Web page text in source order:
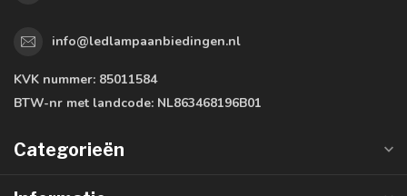
info@ledlampaanbiedingen.nl
KVK nummer: 85011584
BTW-nr met landcode: NL863468196B01
Categorieën